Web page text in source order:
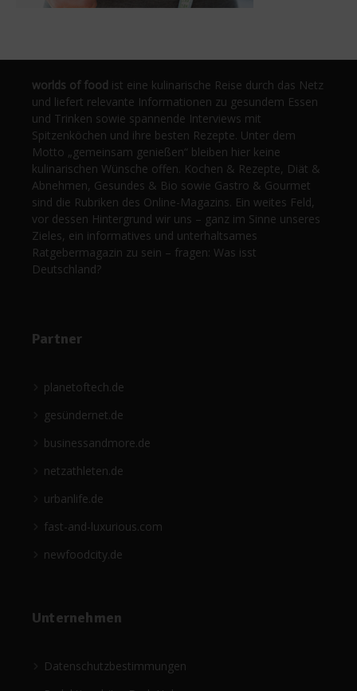
worlds of food ist eine kulinarische Reise durch das Netz
und liefert relevante Informationen zu gesundem Essen
und Trinken sowie spannende Interviews mit
Spitzenköchen und ihre besten Rezepte. Unter dem
Motto „gemeinsam genießen“ bleiben hier keine
kulinarischen Wünsche offen. Kochen & Rezepte, Diät &
Abnehmen, Gesundes & Bio sowie Gastro & Gourmet
sind die Rubriken des Online-Magazins. Ein weites Feld,
vor dessen Hintergrund wir uns – ganz im Sinne unseres
Zieles, ein informatives und unterhaltsames
Ratgebermagazin zu sein – fragen: Was isst
Deutschland?
Partner
planetoftech.de
gesündernet.de
businessandmore.de
netzathleten.de
urbanlife.de
fast-and-luxurious.com
newfoodcity.de
Unternehmen
Datenschutzbestimmungen